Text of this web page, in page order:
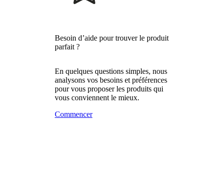
Besoin d’aide pour trouver le produit
parfait ?
En quelques questions simples, nous
analysons vos besoins et préférences
pour vous proposer les produits qui
vous conviennent le mieux.
Commencer